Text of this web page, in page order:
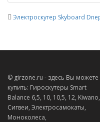
Электроскутер Skyboard
© girzone.ru - здесь Вы можете
купить: Гироскутеры Smart
Balance 6,5, 10, 10,5, 12, Kiwano,
Сигвеи, Электросамокаты,
Моноколеса,